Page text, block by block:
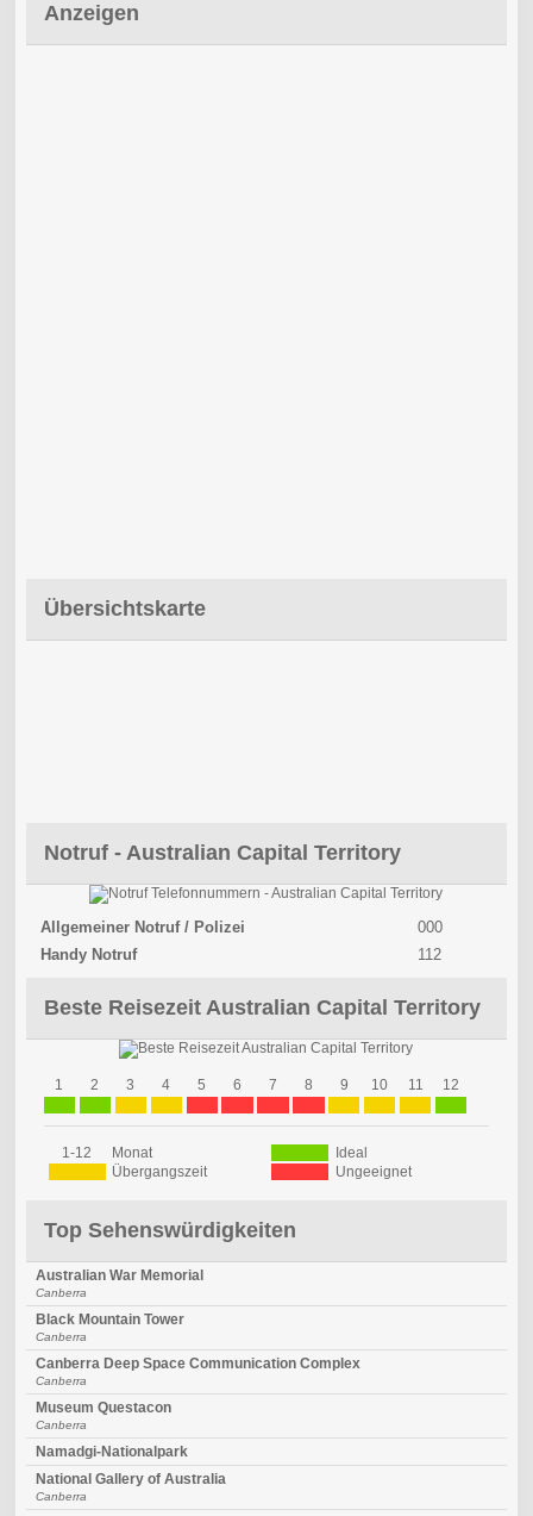
Anzeigen
Übersichtskarte
Notruf - Australian Capital Territory
Allgemeiner Notruf / Polizei
000
Handy Notruf
112
Beste Reisezeit Australian Capital Territory
1 2 3 4 5 6 7 8 9 10 11 12
1-12 Monat
Ideal
Übergangszeit
Ungeeignet
Top Sehenswürdigkeiten
Australian War Memorial
Canberra
Black Mountain Tower
Canberra
Canberra Deep Space Communication Complex
Canberra
Museum Questacon
Canberra
Namadgi-Nationalpark
National Gallery of Australia
Canberra